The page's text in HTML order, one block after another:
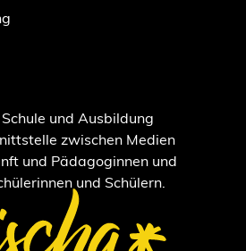
und Ausbildung
zwischen Medien
und Pädagoginnen und
und Schülern.